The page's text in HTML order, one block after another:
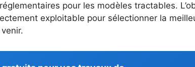
pour les modèles tractables.
exploitable pour sélectionner la